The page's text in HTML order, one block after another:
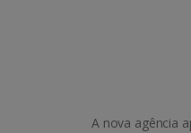
A nova agência